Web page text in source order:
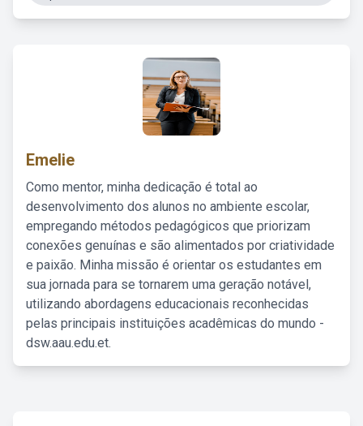
Emelie
Como mentor, minha dedicação é total ao
desenvolvimento dos alunos no ambiente escolar,
empregando métodos pedagógicos que priorizam
conexões genuínas e são alimentados por criatividade
e paixão. Minha missão é orientar os estudantes em
sua jornada para se tornarem uma geração notável,
utilizando abordagens educacionais reconhecidas
pelas principais instituições acadêmicas do mundo -
dsw.aau.edu.et.